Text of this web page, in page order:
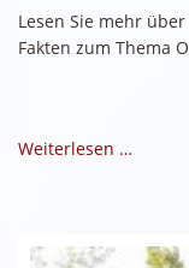
Lesen Sie mehr
Fakten zum Thema
Weiterlesen …